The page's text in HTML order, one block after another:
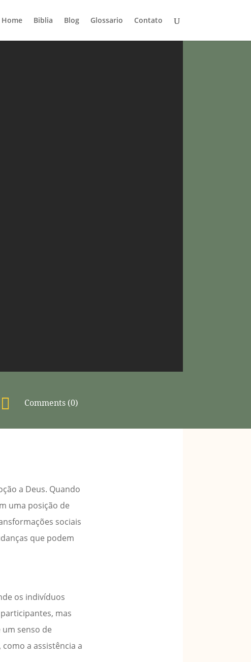
Home Biblia Blog Glossario Contato
 Comments (0)
a Deus. Quando
uma posição de
sociais
que podem
os indivíduos
mas
senso de
a assistência a